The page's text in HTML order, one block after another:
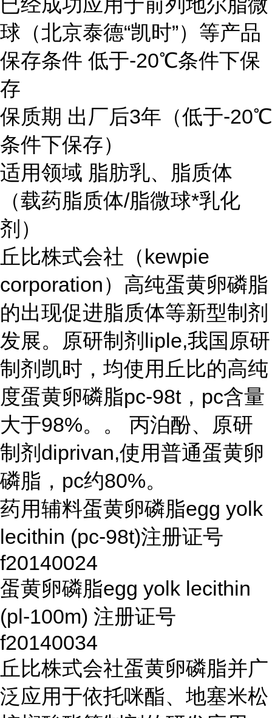
球（北京泰德“凯时”）等产品
保存条件 低于-20℃条件下保
存
保质期 出厂后3年（低于-20℃
条件下保存）
适用领域 脂肪乳、脂质体
（载药脂质体/脂微球*乳化
剂）
丘比株式会社（kewpie
corporation）高纯蛋黄卵磷脂
的出现促进脂质体等新型制剂
发展。原研制剂liple,我国原研
制剂凯时，均使用丘比的高纯
度蛋黄卵磷脂pc-98t，pc含量
大于98%。。 丙泊酚、原研
制剂diprivan,使用普通蛋黄卵
磷脂，pc约80%。
药用辅料蛋黄卵磷脂egg yolk
lecithin (pc-98t)注册证号
f20140024
蛋黄卵磷脂egg yolk lecithin
(pl-100m) 注册证号
f20140034
丘比株式会社蛋黄卵磷脂并广
泛应用于依托咪酯、地塞米松